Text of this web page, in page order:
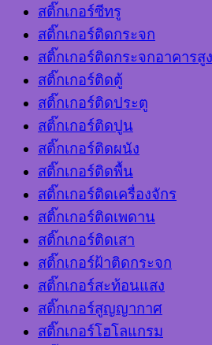
สติ๊กเกอร์ซีทรู
สติ๊กเกอร์ติดกระจก
สติ๊กเกอร์ติดกระจกอาคารสูง
สติ๊กเกอร์ติดตู้
สติ๊กเกอร์ติดประตู
สติ๊กเกอร์ติดปูน
สติ๊กเกอร์ติดผนัง
สติ๊กเกอร์ติดพื้น
สติ๊กเกอร์ติดเครื่องจักร
สติ๊กเกอร์ติดเพดาน
สติ๊กเกอร์ติดเสา
สติ๊กเกอร์ฝ้าติดกระจก
สติ๊กเกอร์สะท้อนแสง
สติ๊กเกอร์สูญญากาศ
สติ๊กเกอร์โฮโลแกรม